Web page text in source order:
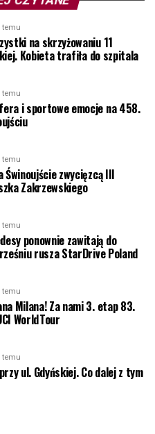
temu
na skrzyżowaniu 11
Kobieta trafiła do szpitala
temu
i sportowe emocje na 458.
temu
zwycięzcą III
Zakrzewskiego
temu
ponownie zawitają do
rusza StarDrive Poland
temu
Milana! Za nami 3. etap 83.
WorldTour
temu
ul. Gdyńskiej. Co dalej z tym